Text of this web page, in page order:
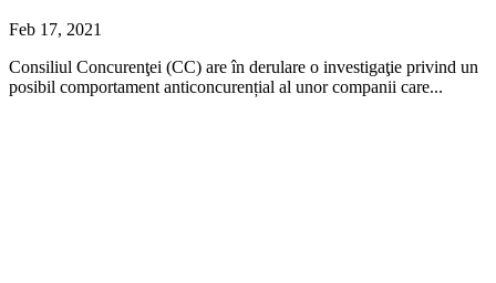
Feb 17, 2021
Consiliul Concurenţei (CC) are în derulare o investigaţie privind un
posibil comportament anticoncurențial al unor companii care...